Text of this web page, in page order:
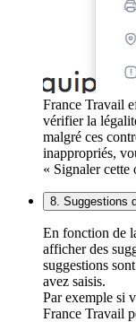
France Travail
vérifier la
malgré ces
inappropriés,
« Signaler cette
8. Suggestions
En fonction de
afficher des
suggestions
avez saisis.
Par exemple si
France Travail